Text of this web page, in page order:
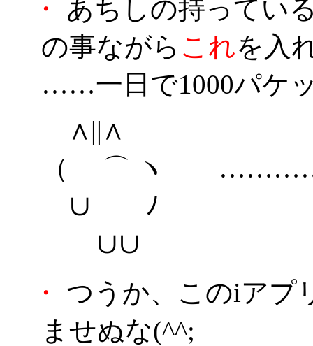
・
あちしの持ってい
の事ながら これを入
……一日で1000パケ
∧||∧
（ ⌒ ヽ …………
∪ ﾉ
∪∪
・
つうか、このiアプ
ませぬな(^^;